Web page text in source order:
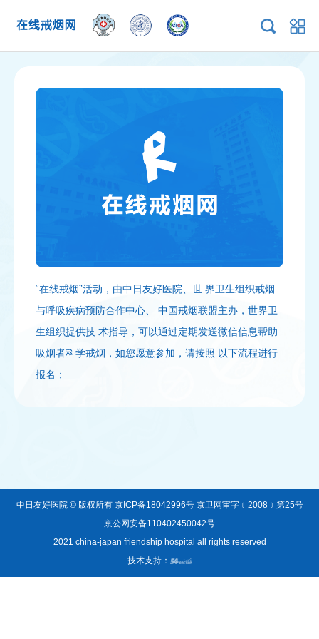
“在线戒烟”活动，由中日友好医院、世 界卫生组织戒烟
与呼吸疾病预防合作中心、 中国戒烟联盟主办，世界卫
生组织提供技 术指导，可以通过定期发送微信信息帮助
吸烟者科学戒烟，如您愿意参加，请按照 以下流程进行
报名；
第一步：
打开手机微信，扫描左侧二维码或搜索“在线戒烟”公众
号，点击进入并关注
第二步：
点击右下角“戒烟报名” 进入小程序，允许使用相关信息
第三步：
进入小程序首页点击“我要戒烟”按钮
第四步：
根据个人情况，如实填写个人信息与有关问题
第五步：
选择“今天”往后第7-14天中的某一天为戒烟日，点击“确
定”设置戒烟日
第六步：
设置完成后，公众号将按照您的戒烟计划定期推送戒烟
消息，请您持续参加后续打卡操作，并根据提示定期反
馈戒烟情况。
中日友好医院 © 版权所有 京ICP备18042996号 京卫网审字﹝2008﹞第25号
京公网安备110402450042号
2021 china-japan friendship hospital all rights reserved
技术支持：